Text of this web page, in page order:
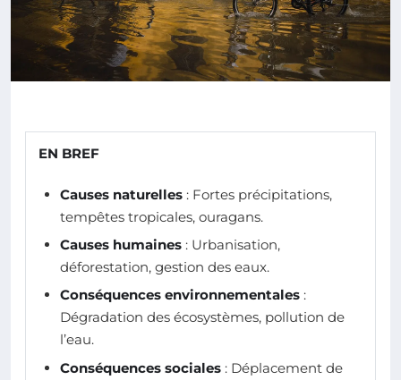
EN BREF
Causes naturelles : Fortes précipitations,
tempêtes tropicales, ouragans.
Causes humaines : Urbanisation,
déforestation, gestion des eaux.
Conséquences environnementales :
Dégradation des écosystèmes, pollution de
l’eau.
Conséquences sociales : Déplacement de